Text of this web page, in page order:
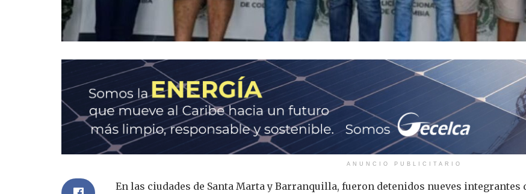
ANUNCIO PUBLICITARIO
En las ciudades de Santa Marta y Barranquilla, fueron detenidos nueves